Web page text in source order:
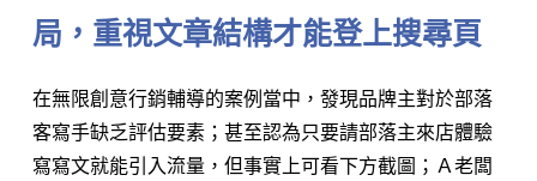
局，重視文章結構才能登上搜尋頁
在無限創意行銷輔導的案例當中，發現品牌主對於部落
客寫手缺乏評估要素；甚至認為只要請部落主來店體驗
寫寫文就能引入流量，但事實上可看下方截圖；Ａ老闆